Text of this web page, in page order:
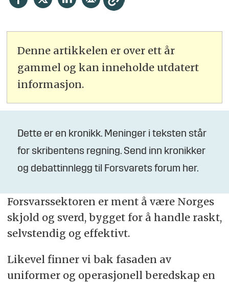
Denne artikkelen er over ett år
gammel og kan inneholde utdatert
informasjon.
Dette er en kronikk. Meninger i teksten står
for skribentens regning. Send inn kronikker
og debattinnlegg til Forsvarets forum her.
Forsvarssektoren er ment å være Norges
skjold og sverd, bygget for å handle raskt,
selvstendig og effektivt.
Likevel finner vi bak fasaden av
uniformer og operasjonell beredskap en